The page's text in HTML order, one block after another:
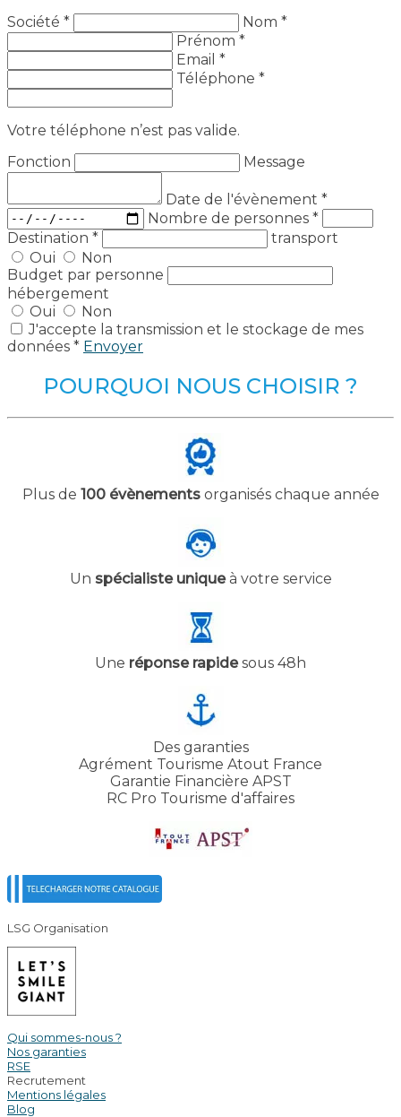
Société *
Nom *
Prénom *
Email *
Téléphone *
Votre téléphone n’est pas valide.
Fonction
Message
Date de l'évènement *
Nombre de personnes *
Destination *
transport
Oui
Non
Budget par personne
hébergement
Oui
Non
J'accepte la transmission et le stockage de mes
données * Envoyer
POURQUOI NOUS CHOISIR ?
Plus de 100 évènementsorganisés chaque année
Un spécialiste uniqueà votre service
Une réponse rapidesous 48h
Des garanties
Agrément Tourisme Atout France
Garantie Financière APST
RC Pro Tourisme d'affaires
LSG Organisation
Qui sommes-nous ?
Nos garanties
RSE
Recrutement
Mentions légales
Blog